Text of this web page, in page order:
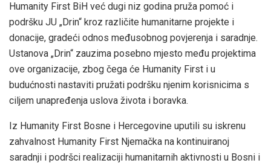
Humanity First BiH već dugi niz godina pruža pomoć i
podršku JU „Drin“ kroz različite humanitarne projekte i
donacije, gradeći odnos međusobnog povjerenja i saradnje.
Ustanova „Drin“ zauzima posebno mjesto među projektima
ove organizacije, zbog čega će Humanity First i u
budućnosti nastaviti pružati podršku njenim korisnicima s
ciljem unapređenja uslova života i boravka.
Iz Humanity First Bosne i Hercegovine uputili su iskrenu
zahvalnost Humanity First Njemačka na kontinuiranoj
saradnji i podršci realizaciji humanitarnih aktivnosti u Bosni i